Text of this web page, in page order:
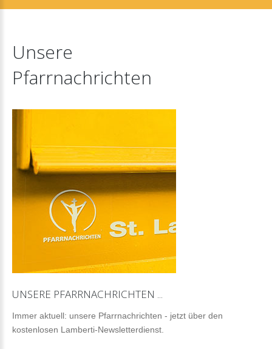
Unsere
Pfarrnachrichten
UNSERE PFARRNACHRICHTEN ...
Immer aktuell: unsere Pfarrnachrichten - jetzt über den
kostenlosen Lamberti-Newsletterdienst.